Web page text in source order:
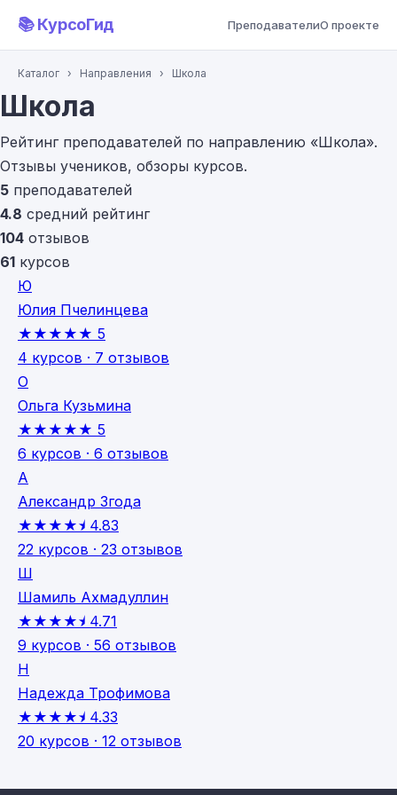
📚 КурсоГид ПреподавателиО проекте
Каталог › Направления › Школа
Школа
Рейтинг преподавателей по направлению «Школа».
Отзывы учеников, обзоры курсов.
5 преподавателей
4.8 средний рейтинг
104 отзывов
61 курсов
Ю
Юлия Пчелинцева
★★★★★ 5
4 курсов · 7 отзывов
О
Ольга Кузьмина
★★★★★ 5
6 курсов · 6 отзывов
А
Александр Згода
★★★★⯨ 4.83
22 курсов · 23 отзывов
Ш
Шамиль Ахмадуллин
★★★★⯨ 4.71
9 курсов · 56 отзывов
Н
Надежда Трофимова
★★★★⯨ 4.33
20 курсов · 12 отзывов